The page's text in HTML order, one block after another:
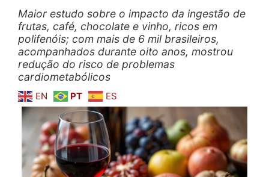
Maior estudo sobre o impacto da ingestão de
frutas, café, chocolate e vinho, ricos em
polifenóis; com mais de 6 mil brasileiros,
acompanhados durante oito anos, mostrou
redução do risco de problemas
cardiometabólicos
EN PT ES